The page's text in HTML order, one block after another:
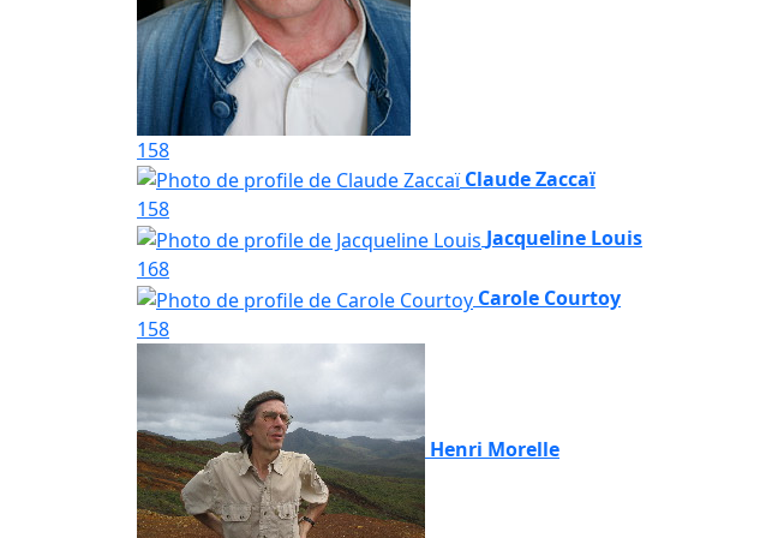
158
Claude Zaccaï
158
Jacqueline Louis
168
Carole Courtoy
158
Henri Morelle